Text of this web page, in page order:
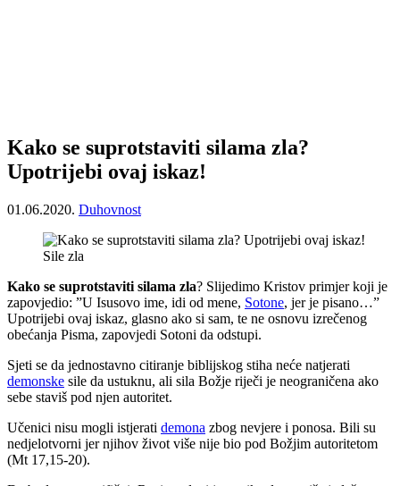
Kako se suprotstaviti silama zla?
Upotrijebi ovaj iskaz!
01.06.2020. Duhovnost
Sile zla
Kako se suprotstaviti silama zla? Slijedimo Kristov primjer koji je
zapovjedio: ”U Isusovo ime, idi od mene, Sotone, jer je pisano…”
Upotrijebi ovaj iskaz, glasno ako si sam, te ne osnovu izrečenog
obećanja Pisma, zapovjedi Sotoni da odstupi.
Sjeti se da jednostavno citiranje biblijskog stiha neće natjerati
demonske sile da ustuknu, ali sila Božje riječi je neograničena ako
sebe staviš pod njen autoritet.
Učenici nisu mogli istjerati demona zbog nevjere i ponosa. Bili su
nedjelotvorni jer njihov život više nije bio pod Božjim autoritetom
(Mt 17,15-20).